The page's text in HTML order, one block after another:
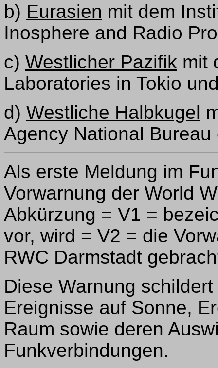
b) Eurasien mit dem
Inosphere and Radio
c) Westlicher Pazifik mit
Laboratories in Tokio
d) Westliche Halbkugel
Agency National
Als erste Meldung im
Vorwarnung der World
Abkürzung = V1 =
vor, wird = V2 = die
RWC Darmstadt
Diese Warnung
Ereignisse auf Sonne,
Raum sowie deren
Funkverbindungen.